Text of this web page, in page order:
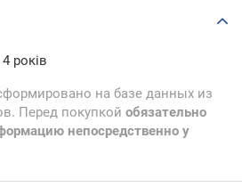
років
на базе данных из
Перед покупкой обязательно
непосредственно у